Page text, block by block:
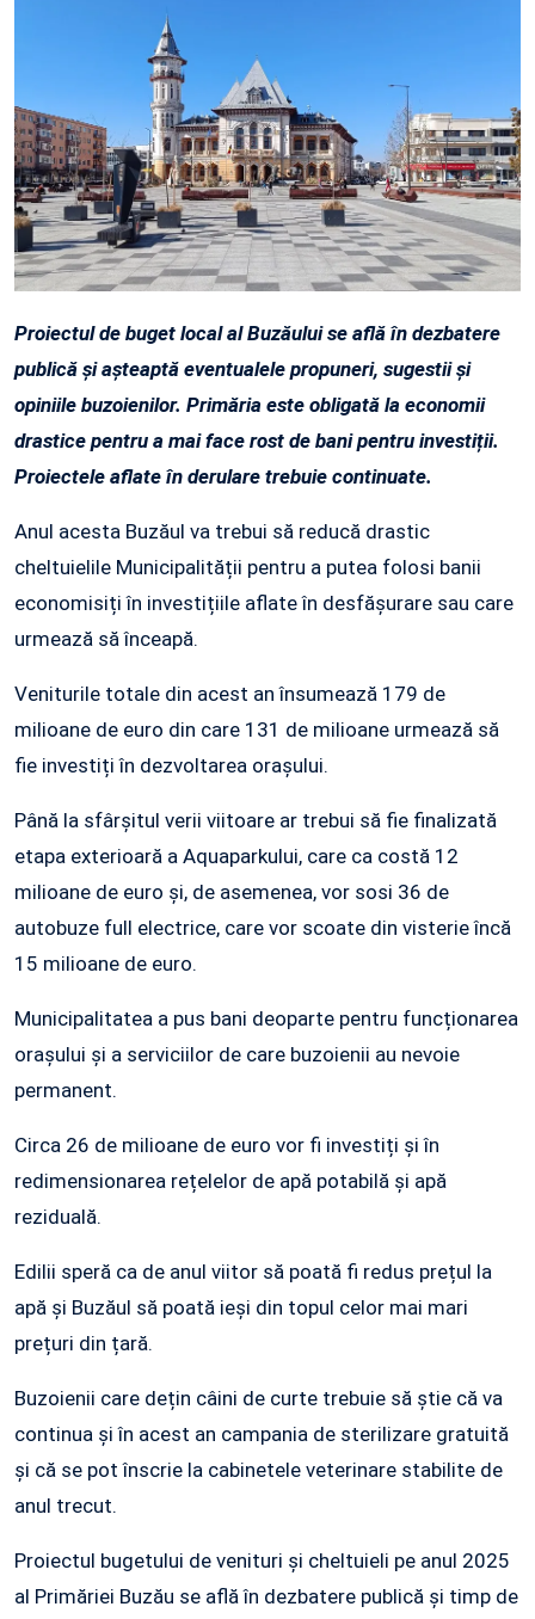
Proiectul de buget local al Buzăului se află în dezbatere
publică și așteaptă eventualele propuneri, sugestii și
opiniile buzoienilor. Primăria este obligată la economii
drastice pentru a mai face rost de bani pentru investiții.
Proiectele aflate în derulare trebuie continuate.
Anul acesta Buzăul va trebui să reducă drastic
cheltuielile Municipalității pentru a putea folosi banii
economisiți în investițiile aflate în desfășurare sau care
urmează să înceapă.
Veniturile totale din acest an însumează 179 de
milioane de euro din care 131 de milioane urmează să
fie investiți în dezvoltarea orașului.
Până la sfârșitul verii viitoare ar trebui să fie finalizată
etapa exterioară a Aquaparkului, care ca costă 12
milioane de euro și, de asemenea, vor sosi 36 de
autobuze full electrice, care vor scoate din visterie încă
15 milioane de euro.
Municipalitatea a pus bani deoparte pentru funcționarea
orașului și a serviciilor de care buzoienii au nevoie
permanent.
Circa 26 de milioane de euro vor fi investiți și în
redimensionarea rețelelor de apă potabilă și apă
reziduală.
Edilii speră ca de anul viitor să poată fi redus prețul la
apă și Buzăul să poată ieși din topul celor mai mari
prețuri din țară.
Buzoienii care dețin câini de curte trebuie să știe că va
continua și în acest an campania de sterilizare gratuită
și că se pot înscrie la cabinetele veterinare stabilite de
anul trecut.
Proiectul bugetului de venituri și cheltuieli pe anul 2025
al Primăriei Buzău se află în dezbatere publică și timp de